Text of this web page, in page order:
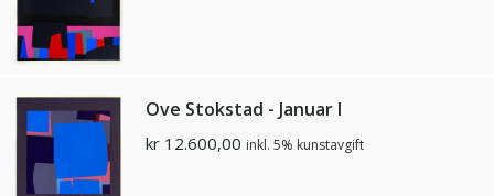
Ove Stokstad - Januar I
kr 12.600,00 inkl. 5% kunstavgift